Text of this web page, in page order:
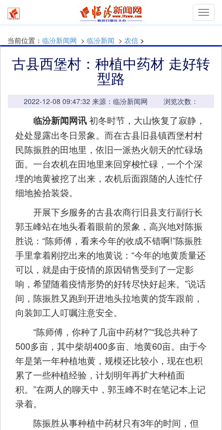
当前位置： 临汾新闻网 > 临汾新闻 > 农信 >
古县西堡村：种植中药材 走好转
型路
2022-12-08 09:47:32 来源：临汾新闻网 浏览次数：
临汾新闻网讯初冬时节，大山恢复了寂静，
处处显露出冬日景象。而在古县旧县镇西堡村村
民陈振胜的田地里，依旧一派热火朝天的忙碌场
面。一台农机在田地里来回穿梭忙碌，一个个深
埋的地黄被挖了出来，农机后面跟随的人连忙仔
细地捡拾装袋。
开展下乡服务的古县农商行旧县支行副行长
郭玉峰站在地头看着眼前的景象，高兴地对陈振
胜说：“陈师傅，看来今年的收成不错啊!”陈振胜
手里拿着刚挖出来的地黄说：“今年的地黄质量还
可以，就是由于疫情的原因销售受到了一定影
响，希望随着疫情形势的好转尽快好起来。”说话
间，陈振胜又跑到开进地头拉地黄的货车跟前，
向装卸工人叮嘱注意安全。
“陈师傅，你种了几亩中药材?”“我总共种了
500多亩，其中柴胡400多亩、地黄60亩。由于今
年是第一年种植地黄，规模还比较小，现在也积
累了一些种植经验，计划明年再扩大种植面
积。”在两人的聊天中，郭玉峰不时在笔记本上记
录着。
陈振胜从事种植中药材只有3年的时间，但